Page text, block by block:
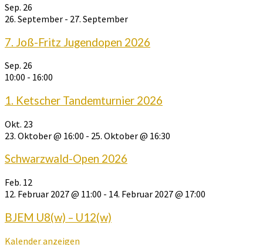
Sep. 26
26. September - 27. September
7. Joß-Fritz Jugendopen 2026
Sep. 26
10:00 - 16:00
1. Ketscher Tandemturnier 2026
Okt. 23
23. Oktober @ 16:00 - 25. Oktober @ 16:30
Schwarzwald-Open 2026
Feb. 12
12. Februar 2027 @ 11:00 - 14. Februar 2027 @ 17:00
BJEM U8(w) – U12(w)
Kalender anzeigen